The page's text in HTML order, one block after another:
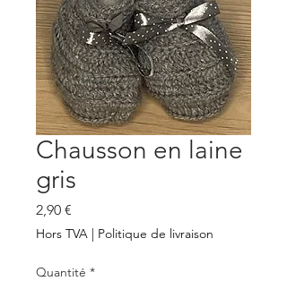
Chausson en laine
gris
2,90 €
Hors TVA | Politique de livraison
Quantité *